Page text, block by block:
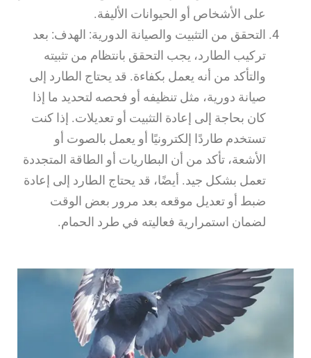
على الأشخاص أو الحيوانات الأليفة.
التحقق من التثبيت والصيانة الدورية: الهدف: بعد
تركيب الطارد، يجب التحقق بانتظام من تثبيته
والتأكد من أنه يعمل بكفاءة. قد يحتاج الطارد إلى
صيانة دورية، مثل تنظيفه أو فحصه لتحديد ما إذا
كان بحاجة إلى إعادة التثبيت أو تعديلات. إذا كنت
تستخدم طاردًا إلكترونيًا أو يعمل بالصوت أو
الأشعة، تأكد من أن البطاريات أو الطاقة المتجددة
تعمل بشكل جيد. أيضًا، قد يحتاج الطارد إلى إعادة
ضبط أو تعديل موقعه بعد مرور بعض الوقت
لضمان استمرارية فعاليته في طرد الحمام.